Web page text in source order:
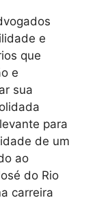
e
que
e
sua
para
de um
ao
do Rio
carreira